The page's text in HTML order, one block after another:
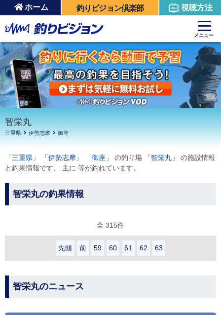
ホーム 釣りビジョン倶楽部 視聴方法
メニュー
智栄丸
三重県 伊勢志摩 御座
「 三重県 」 「 伊勢志摩 」 「 御座 」 の釣り場 「 智栄丸 」 の施設情報
と釣果情報です。 主に 等が釣れています。
智栄丸の釣果情報
全 315件
先頭 前 59 60 61 62 63
智栄丸のニュース
周辺の施設を見る